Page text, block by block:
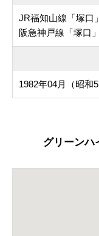
JR福知山線「塚口
阪急神戸線「塚口
1982年04月（昭和
グリーンハ